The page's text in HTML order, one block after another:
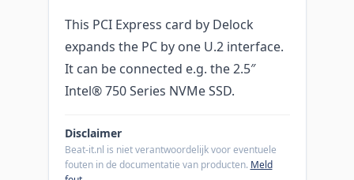
This PCI Express card by Delock
expands the PC by one U.2 interface.
It can be connected e.g. the 2.5″
Intel® 750 Series NVMe SSD.
Disclaimer
Beat-it.nl is niet verantwoordelijk voor eventuele
fouten in de documentatie van producten. Meld